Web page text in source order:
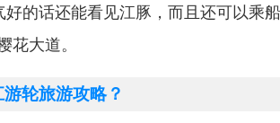
好的话还能看见江豚，而且还可以乘
花大道。
轮旅游攻略？